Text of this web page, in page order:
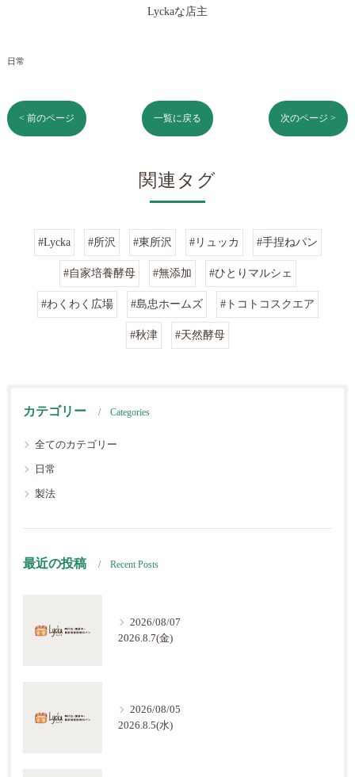
Lyckaな店主
日常
< 前のページ 一覧に戻る 次のページ >
関連タグ
#Lycka #所沢 #東所沢 #リュッカ #手捏ねパン
#自家培養酵母 #無添加 #ひとりマルシェ
#わくわく広場 #島忠ホームズ #トコトコスクエア
#秋津 #天然酵母
カテゴリー Categories
全てのカテゴリー
日常
製法
最近の投稿 Recent Posts
2026/08/07
2026.8.7(金)
2026/08/05
2026.8.5(水)